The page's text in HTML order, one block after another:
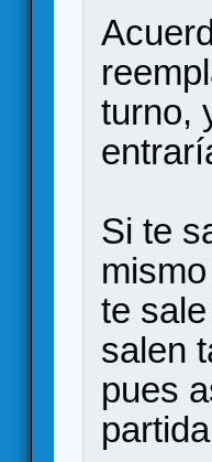
turno,
Si te
te
salen
pues